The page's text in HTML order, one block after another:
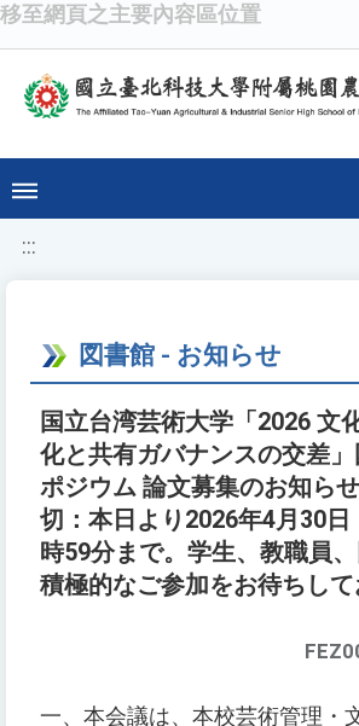
移至網頁之主要內容區位置
:::
図書館 - お知らせ
国立台湾芸術大学「2026 文
化と共有ガバナンスの交差
ポジウム 論文募集のお知ら
切：本日より2026年4月30日
時59分まで。学生、教職員
積極的なご参加をお待ちして
一、本会議は、本校芸術管理・